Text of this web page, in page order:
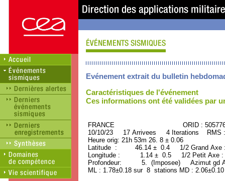
Evénement extrait du bulletin
Caractéristiques de l'événement
Ces informations ont été validées par
FRANCE ORID :
10/10/23 17 Arrivees 4 Iterations RMS
Heure orig: 21h 53m 26. 8 ± 0.06
Latitude : 46.14 ± 0.4 1/2 Grand
Longitude : 1.14 ± 0.5 1/2 Petit Axe
Profondeur: 5. (Imposee) Azimut gd
ML : 1.78±0.18 sur 8 stations MD :